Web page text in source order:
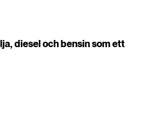
diesel och bensin som ett